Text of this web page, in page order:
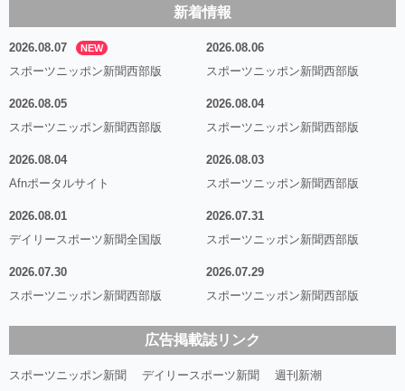
新着情報
2026.08.07 NEW
スポーツニッポン新聞西部版
2026.08.06
スポーツニッポン新聞西部版
2026.08.05
スポーツニッポン新聞西部版
2026.08.04
スポーツニッポン新聞西部版
2026.08.04
Afnポータルサイト
2026.08.03
スポーツニッポン新聞西部版
2026.08.01
デイリースポーツ新聞全国版
2026.07.31
スポーツニッポン新聞西部版
2026.07.30
スポーツニッポン新聞西部版
2026.07.29
スポーツニッポン新聞西部版
広告掲載誌リンク
スポーツニッポン新聞 デイリースポーツ新聞
週刊新潮